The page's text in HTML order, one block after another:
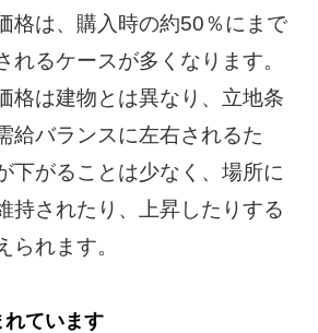
格は、購入時の約50％にまで
れるケースが多くなります。
格は建物とは異なり、立地条
給バランスに左右されるた
下がることは少なく、場所に
持されたり、上昇したりする
られます。
ています